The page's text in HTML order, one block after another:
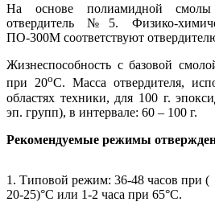
На основе полиамидной
отвердитель №5. Физико-
ПО-300М соответствуют
Жизнеспособность с базовой
при 20оС. Масса отвердителя,
областях техники, для 100 г.
эп. групп), в интервале: 60 – 100 г.
Рекомендуемые режимы
1. Типовой режим: 36-48 часов при (
20-25)°С или 1-2 часа при 65°С.